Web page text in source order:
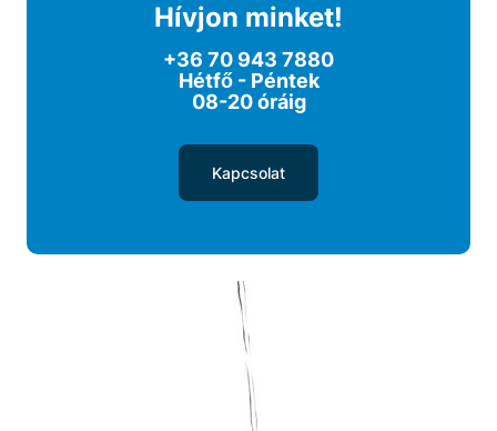
Hívjon minket!
+36 70 943 7880
Hétfő - Péntek
08-20 óráig
Kapcsolat